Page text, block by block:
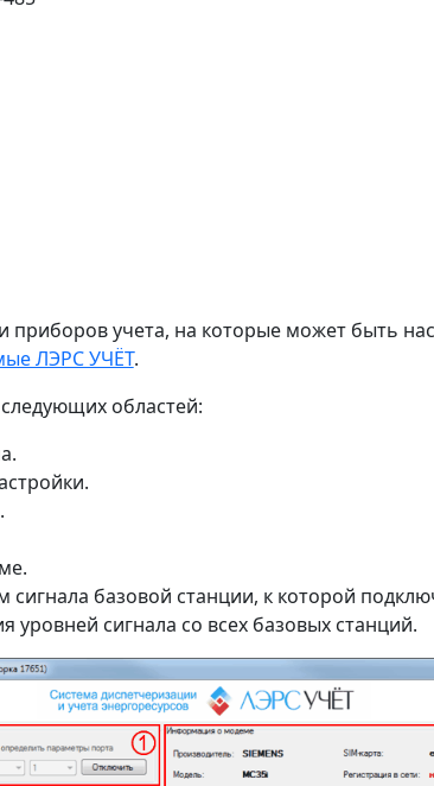
учета, на которые может быть
ЛЭРС УЧЁТ.
областей:
сигнала базовой станции, к которой
уровней сигнала со всех базовых станций.